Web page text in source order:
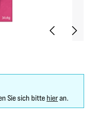
Sie sich bitte hieran.